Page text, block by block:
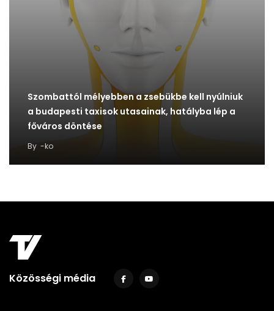
Szombattól mélyebben a zsebükbe kell nyúlniuk
a budapesti taxisok utasainak, hatályba lép a
főváros döntése
By -ko
Közösségi média